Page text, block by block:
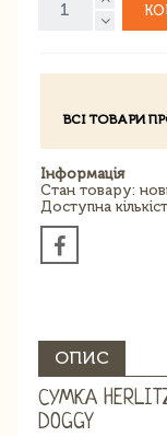
ВСІ ТОВАРИ
Інформація
Стан товару:
Доступна
ОПИС
СУМКА
DOGGY